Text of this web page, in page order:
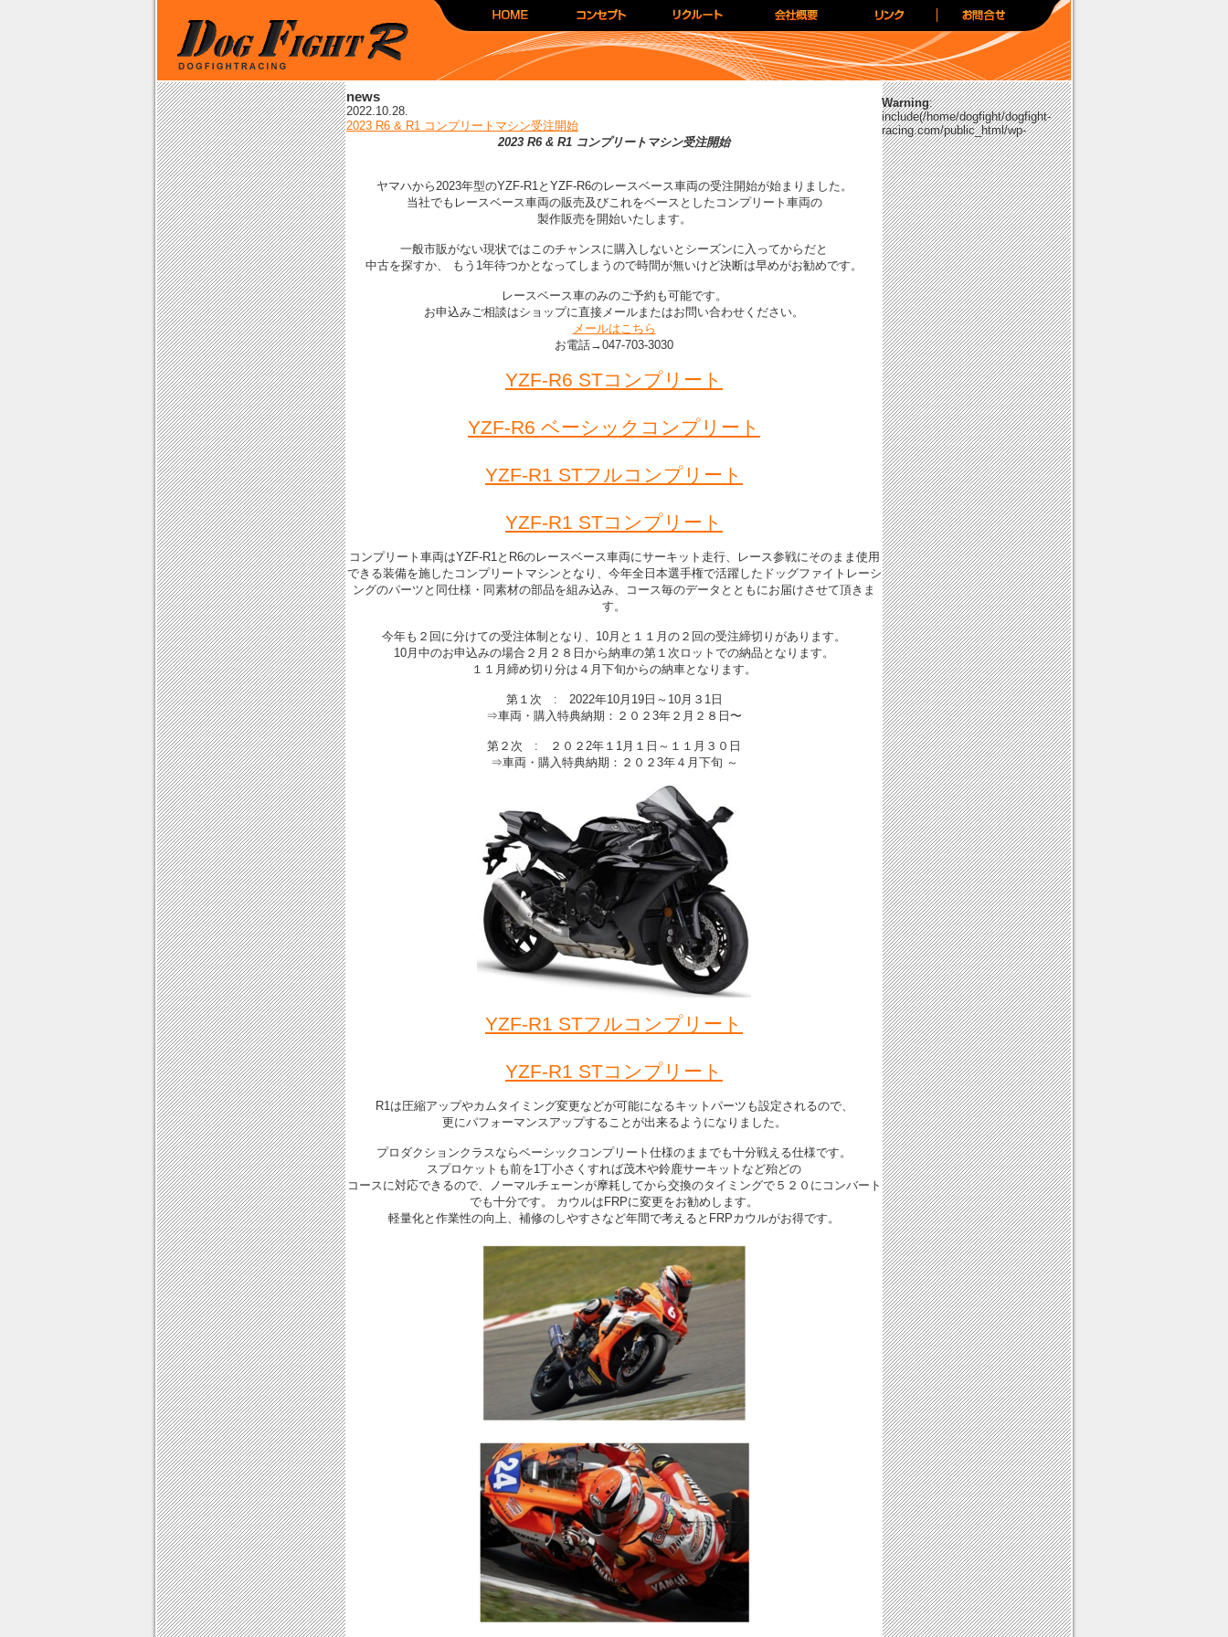
news
2022.10.28.
2023 R6 & R1 コンプリートマシン受注開始
2023 R6 & R1 コンプリートマシン受注開始
ヤマハから2023年型のYZF-R1とYZF-R6のレースベース車両の受注開始が始まりました。
当社でもレースベース車両の販売及びこれをベースとしたコンプリート車両の
製作販売を開始いたします。
一般市販がない現状ではこのチャンスに購入しないとシーズンに入ってからだと
中古を探すか、 もう1年待つかとなってしまうので時間が無いけど決断は早めがお勧めです。
レースベース車のみのご予約も可能です。
お申込みご相談はショップに直接メールまたはお問い合わせください。
メールはこちら
お電話→047-703-3030
YZF-R6 STコンプリート
YZF-R6 ベーシックコンプリート
YZF-R1 STフルコンプリート
YZF-R1 STコンプリート
コンプリート車両はYZF-R1とR6のレースベース車両にサーキット走行、レース参戦にそのまま使用
できる装備を施したコンプリートマシンとなり、今年全日本選手権で活躍したドッグファイトレーシ
ングのパーツと同仕様・同素材の部品を組み込み、コース毎のデータとともにお届けさせて頂きま
す。
今年も２回に分けての受注体制となり、10月と１１月の２回の受注締切りがあります。
10月中のお申込みの場合２月２８日から納車の第１次ロットでの納品となります。
１１月締め切り分は４月下旬からの納車となります。
第１次 : 2022年10月19日～10月３1日
⇒車両・購入特典納期：２０２3年２月２８日〜
第２次 : ２０２2年１1月１日～１１月３０日
⇒車両・購入特典納期：２０２3年４月下旬 ～
YZF-R1 STフルコンプリート
YZF-R1 STコンプリート
R1は圧縮アップやカムタイミング変更などが可能になるキットパーツも設定されるので、
更にパフォーマンスアップすることが出来るようになりました。
プロダクションクラスならベーシックコンプリート仕様のままでも十分戦える仕様です。
スプロケットも前を1丁小さくすれば茂木や鈴鹿サーキットなど殆どの
コースに対応できるので、ノーマルチェーンが摩耗してから交換のタイミングで５２０にコンバート
でも十分です。 カウルはFRPに変更をお勧めします。
軽量化と作業性の向上、補修のしやすさなど年間で考えるとFRPカウルがお得です。
Warning:
include(/home/dogfight/dogfight-
racing.com/public_html/wp-